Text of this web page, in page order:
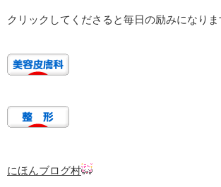
クリックしてくださると毎日の励みになりま
にほんブログ村